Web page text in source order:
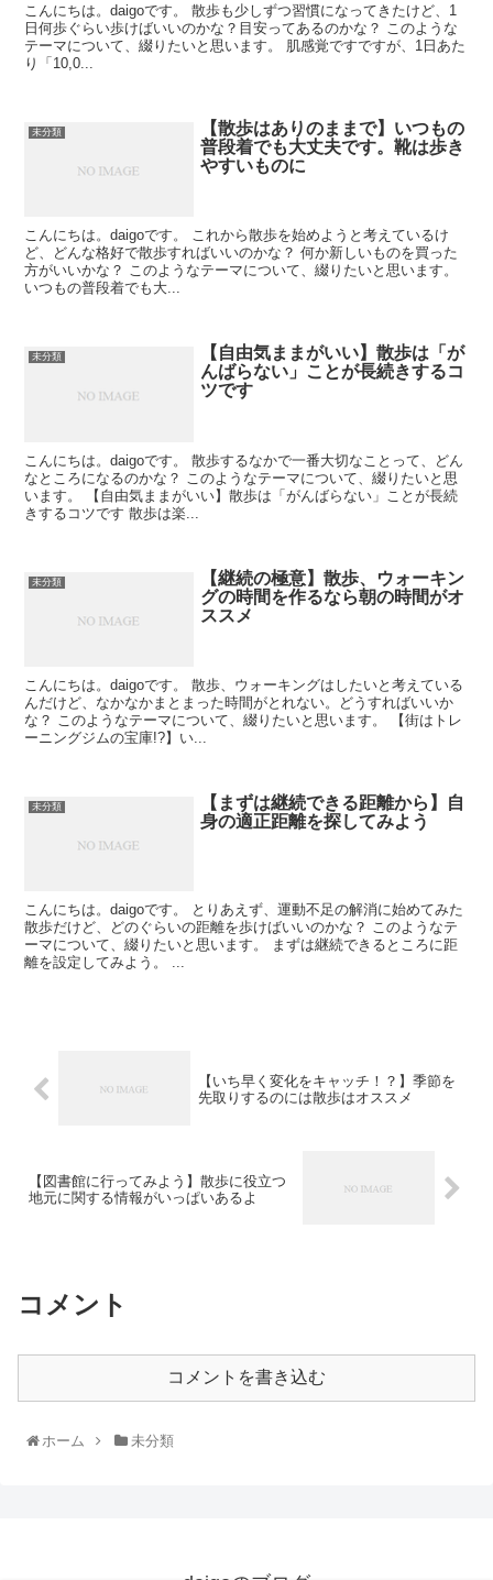
こんにちは。daigoです。 散歩も少しずつ習慣になってきたけど、1
日何歩ぐらい歩けばいいのかな？目安ってあるのかな？ このような
テーマについて、綴りたいと思います。 肌感覚ですですが、1日あた
り「10,0...
未分類
【散歩はありのままで】いつもの
普段着でも大丈夫です。靴は歩き
やすいものに
こんにちは。daigoです。 これから散歩を始めようと考えているけ
ど、どんな格好で散歩すればいいのかな？ 何か新しいものを買った
方がいいかな？ このようなテーマについて、綴りたいと思います。
いつもの普段着でも大...
未分類
【自由気ままがいい】散歩は「が
んばらない」ことが長続きするコ
ツです
こんにちは。daigoです。 散歩するなかで一番大切なことって、どん
なところになるのかな？ このようなテーマについて、綴りたいと思
います。 【自由気ままがいい】散歩は「がんばらない」ことが長続
きするコツです 散歩は楽...
未分類
【継続の極意】散歩、ウォーキン
グの時間を作るなら朝の時間がオ
ススメ
こんにちは。daigoです。 散歩、ウォーキングはしたいと考えている
んだけど、なかなかまとまった時間がとれない。どうすればいいか
な？ このようなテーマについて、綴りたいと思います。 【街はトレ
ーニングジムの宝庫!?】い...
未分類
【まずは継続できる距離から】自
身の適正距離を探してみよう
こんにちは。daigoです。 とりあえず、運動不足の解消に始めてみた
散歩だけど、どのぐらいの距離を歩けばいいのかな？ このようなテ
ーマについて、綴りたいと思います。 まずは継続できるところに距
離を設定してみよう。 ...
【いち早く変化をキャッチ！？】季節を
先取りするのには散歩はオススメ
【図書館に行ってみよう】散歩に役立つ
地元に関する情報がいっぱいあるよ
コメント
コメントを書き込む
ホーム 未分類